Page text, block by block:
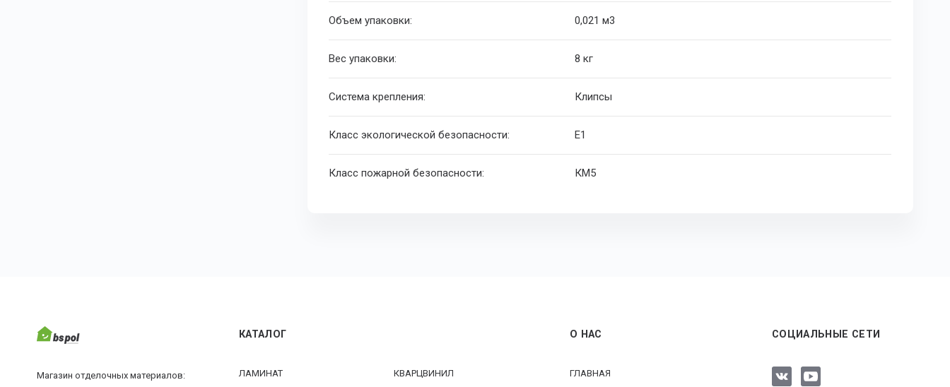
Объем упаковки: 0,021 м3
Вес упаковки: 8 кг
Система крепления: Клипсы
Класс экологической безопасности: E1
Класс пожарной безопасности: КМ5
Магазин отделочных материалов:
КАТАЛОГ
ЛАМИНАТ
КВАРЦВИНИЛ
О НАС
ГЛАВНАЯ
СОЦИАЛЬНЫЕ СЕТИ